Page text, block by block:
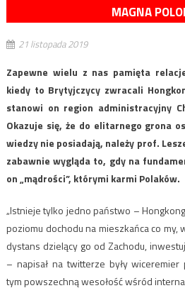
MAGNA
21 listopada 2019
Zapewne wielu z nas pamięta
kiedy to Brytyjczycy zwracali
stanowi on region administracyjny
Okazuje się, że do elitarnego grona
wiedzy nie posiadają, należy prof.
zabawnie wygląda to, gdy na
on „mądrości”, którymi karmi Polaków.
„Istnieje tylko jedno państwo –
poziomu dochodu na mieszkańca co my,
dystans dzielący go od Zachodu,
– napisał na twitterze były wiceremier
tym powszechną wesołość wśród